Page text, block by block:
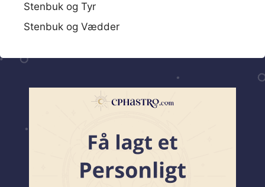
Stenbuk og Tyr
Stenbuk og Vædder